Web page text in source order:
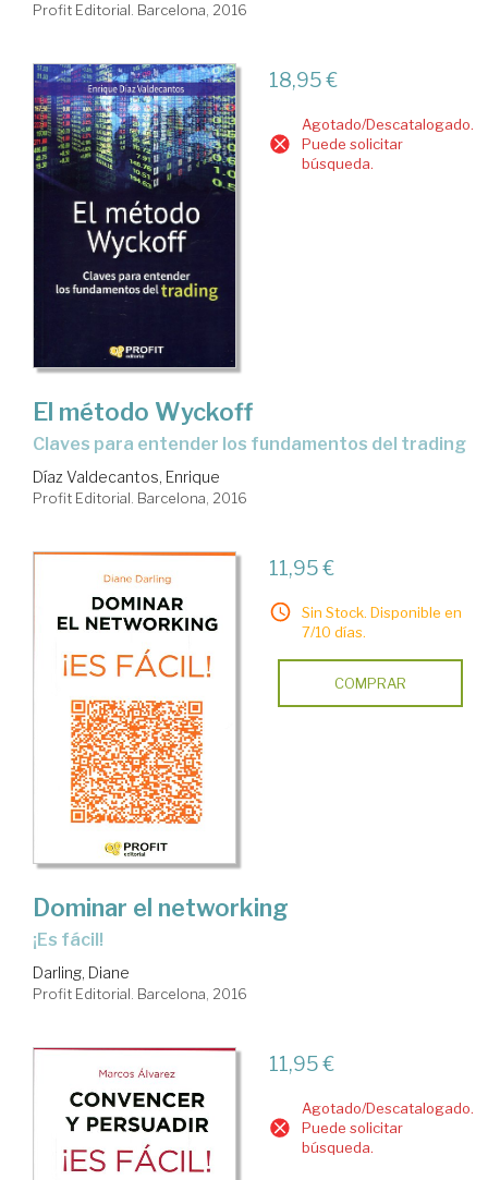
Profit Editorial. Barcelona, 2016
18,95 €
Agotado/Descatalogado.
Puede solicitar
búsqueda.
El método Wyckoff
claves para entender los fundamentos del trading
Díaz Valdecantos, Enrique
Profit Editorial. Barcelona, 2016
11,95 €
Sin Stock. Disponible en
7/10 días.
COMPRAR
Dominar el networking
¡es fácil!
Darling, Diane
Profit Editorial. Barcelona, 2016
11,95 €
Agotado/Descatalogado.
Puede solicitar
búsqueda.